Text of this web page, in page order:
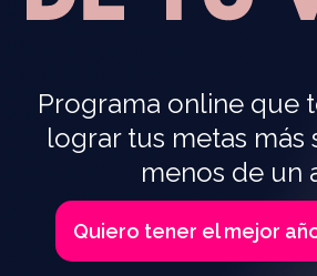
Programa online que
lograr tus metas más
menos de un
Quiero tener el mejor